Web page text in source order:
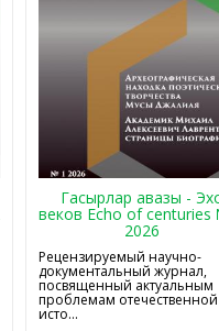
Гасырлар авазы -
веков Echo of
2026
Рецензируемый научно-
документальный журнал,
посвященный актуальным
проблемам отечественной
исто...